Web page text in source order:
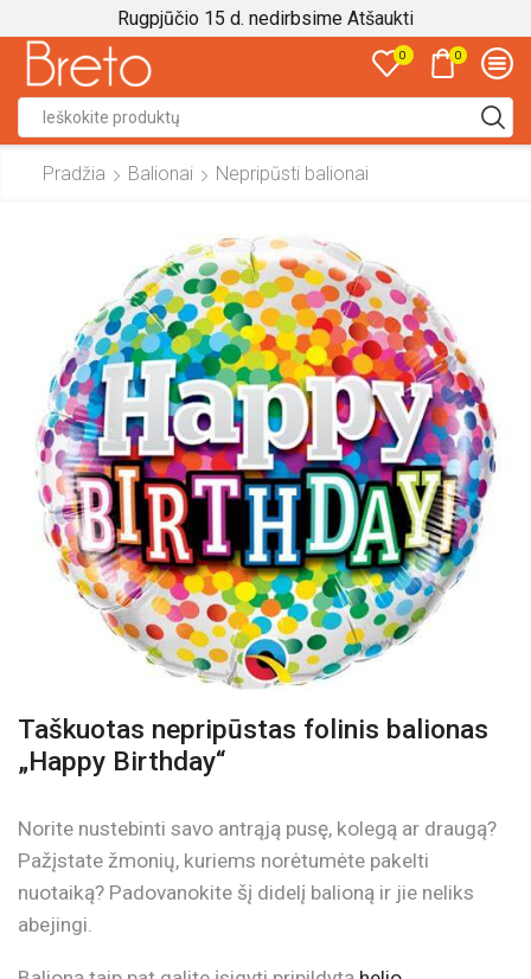
Rugpjūčio 15 d. nedirbsime Atšaukti
0 0
input
Pradžia Balionai Nepripūsti balionai
Taškuotas nepripūstas folinis balionas
„Happy Birthday“
Norite nustebinti savo antrąją pusę, kolegą ar draugą?
Pažįstate žmonių, kuriems norėtumėte pakelti
nuotaiką? Padovanokite šį didelį balioną ir jie neliks
abejingi.